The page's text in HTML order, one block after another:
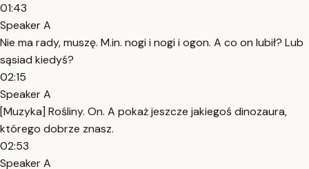
01:43
Speaker A
Nie ma rady, muszę. M.in. nogi i nogi i ogon. A co on lubił? Lub
sąsiad kiedyś?
02:15
Speaker A
[Muzyka] Rośliny. On. A pokaż jeszcze jakiegoś dinozaura,
którego dobrze znasz.
02:53
Speaker A